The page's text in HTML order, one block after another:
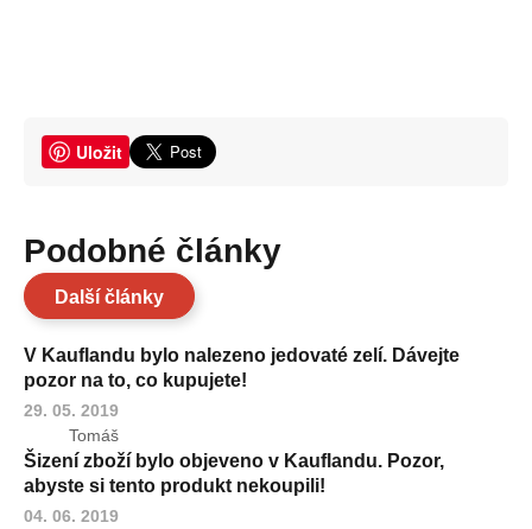
Uložit
Podobné články
Další články
V Kauflandu bylo nalezeno jedovaté zelí. Dávejte
pozor na to, co kupujete!
29. 05. 2019
Tomáš
Šizení zboží bylo objeveno v Kauflandu. Pozor,
abyste si tento produkt nekoupili!
04. 06. 2019